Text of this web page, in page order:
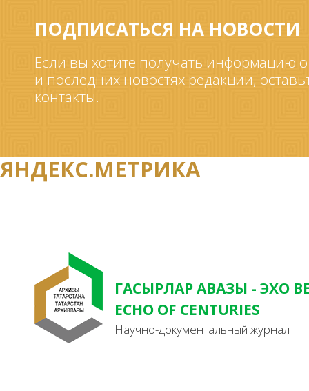
ПОДПИСАТЬСЯ НА НОВОСТИ
Если вы хотите получать информацию
и последних новостях редакции,
контакты.
ЯНДЕКС.МЕТРИКА
ГАСЫРЛАР АВАЗЫ - ЭХО
ECHO OF CENTURIES
Научно-документальный журнал